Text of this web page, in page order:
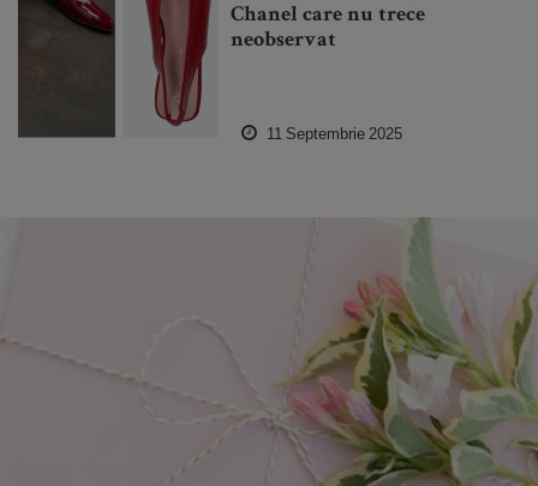
Chanel care nu trece
neobservat
11 Septembrie 2025